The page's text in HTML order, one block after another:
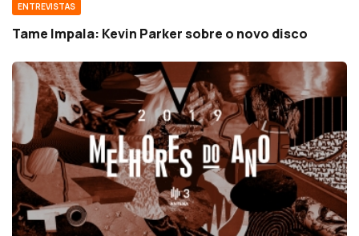
ENTREVISTAS
Tame Impala: Kevin Parker sobre o novo disco